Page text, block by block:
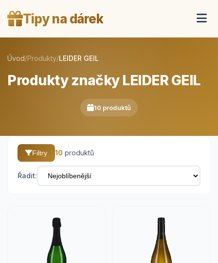
Tipy na dárek
Úvod/Produkty/LEIDER GEIL
Produkty značky LEIDER GEIL
10 produktů
Filtry 10 produktů
Řadit: